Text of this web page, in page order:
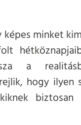
képes minket
a
hogy ilyen